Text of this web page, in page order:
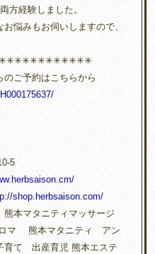
方経験しました。
悩みもお伺いしますので、
ご予約はこちらから
5
shop.herbsaison.com/
本マタニティマッサージ
マ 熊本マタニティ アン
て 出産育児 熊本エステ